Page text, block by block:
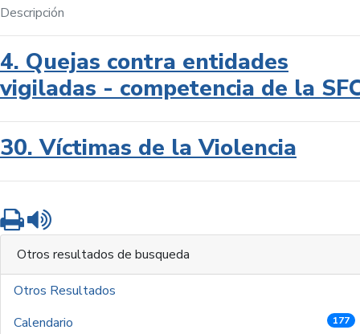
Descripción
4. Quejas contra entidades
vigiladas - competencia de la
30. Víctimas de la Violencia
Imprimir
Otros resultados de busqueda
Otros Resultados
Calendario
177